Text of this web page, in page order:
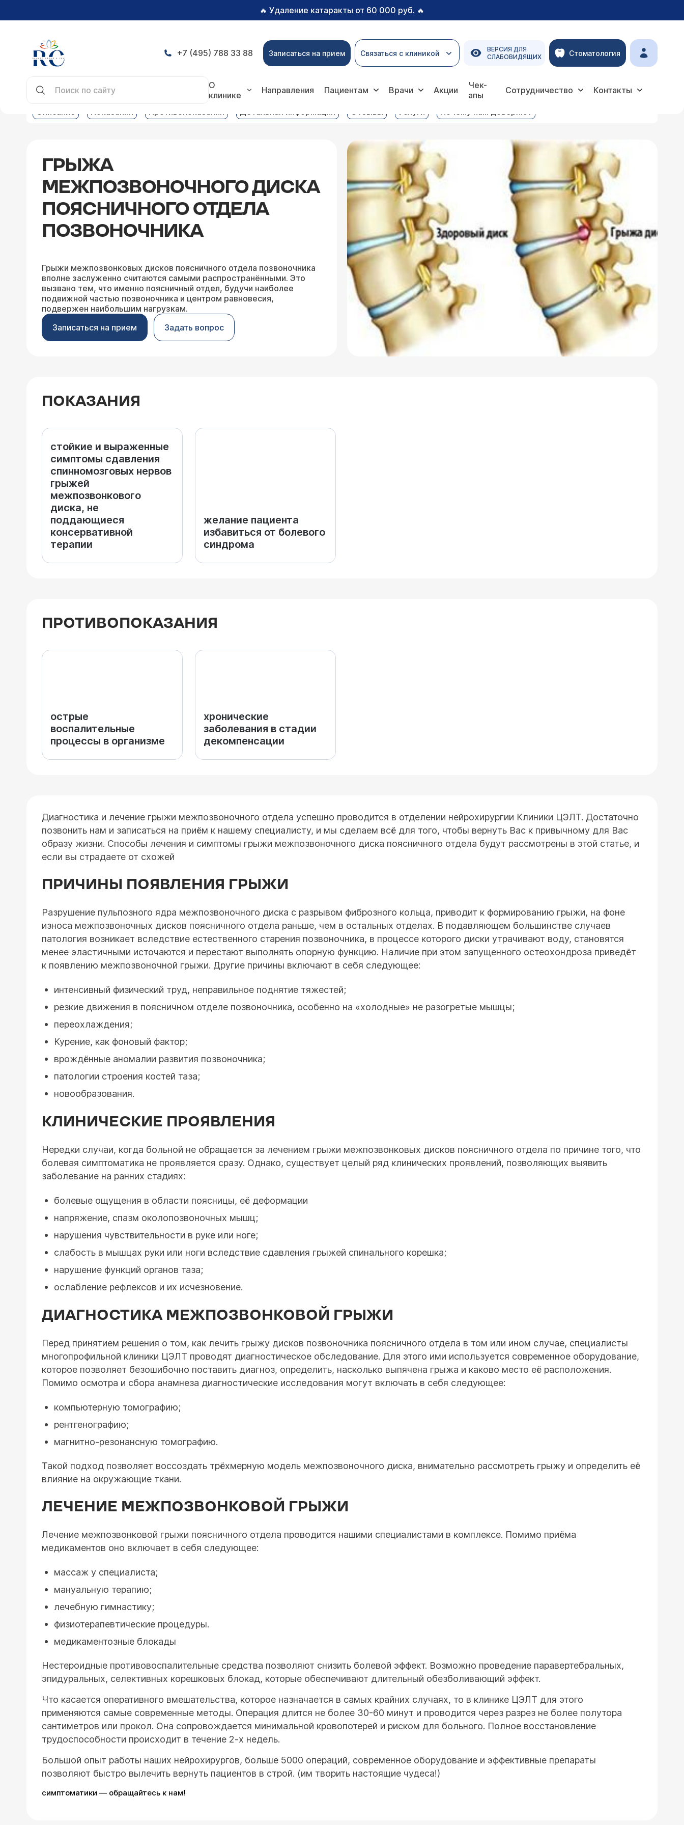
🔥 Удаление катаракты от 60 000 руб. 🔥
+7 (495) 788 33 88 Записаться на прием Связаться с клиникой
ВЕРСИЯ ДЛЯ
СЛАБОВИДЯЩИХ
Стоматология
О
клинике
Направления Пациентам Врачи Акции
Чек-
апы
Сотрудничество Контакты
Описание Показания Противопоказания Детальная информация Отзывы Услуги Почему нам доверяют
ГРЫЖА
МЕЖПОЗВОНОЧНОГО ДИСКА
ПОЯСНИЧНОГО ОТДЕЛА
ПОЗВОНОЧНИКА
Грыжи межпозвонковых дисков поясничного отдела позвоночника
вполне заслуженно считаются самыми распространёнными. Это
вызвано тем, что именно поясничный отдел, будучи наиболее
подвижной частью позвоночника и центром равновесия,
подвержен наибольшим нагрузкам.
Записаться на прием
Задать вопрос
ПОКАЗАНИЯ
стойкие и выраженные
симптомы сдавления
спинномозговых нервов
грыжей
межпозвонкового
диска, не
поддающиеся
консервативной
терапии
желание пациента
избавиться от болевого
синдрома
ПРОТИВОПОКАЗАНИЯ
острые
воспалительные
процессы в организме
хронические
заболевания в стадии
декомпенсации
Диагностика и лечение грыжи межпозвоночного отдела успешно проводится в отделении нейрохирургии Клиники ЦЭЛТ. Достаточно
позвонить нам и записаться на приём к нашему специалисту, и мы сделаем всё для того, чтобы вернуть Вас к привычному для Вас
образу жизни. Способы лечения и симптомы грыжи межпозвоночного диска поясничного отдела будут рассмотрены в этой статье, и
если вы страдаете от схожей
ПРИЧИНЫ ПОЯВЛЕНИЯ ГРЫЖИ
Разрушение пульпозного ядра межпозвоночного диска с разрывом фиброзного кольца, приводит к формированию грыжи, на фоне
износа межпозвоночных дисков поясничного отдела раньше, чем в остальных отделах. В подавляющем большинстве случаев
патология возникает вследствие естественного старения позвоночника, в процессе которого диски утрачивают воду, становятся
менее эластичными источаются и перестают выполнять опорную функцию. Наличие при этом запущенного остеохондроза приведёт
к появлению межпозвоночной грыжи. Другие причины включают в себя следующее:
интенсивный физический труд, неправильное поднятие тяжестей;
резкие движения в поясничном отделе позвоночника, особенно на «холодные» не разогретые мышцы;
переохлаждения;
Курение, как фоновый фактор;
врождённые аномалии развития позвоночника;
патологии строения костей таза;
новообразования.
КЛИНИЧЕСКИЕ ПРОЯВЛЕНИЯ
Нередки случаи, когда больной не обращается за лечением грыжи межпозвонковых дисков поясничного отдела по причине того, что
болевая симптоматика не проявляется сразу. Однако, существует целый ряд клинических проявлений, позволяющих выявить
заболевание на ранних стадиях:
болевые ощущения в области поясницы, её деформации
напряжение, спазм околопозвоночных мышц;
нарушения чувствительности в руке или ноге;
слабость в мышцах руки или ноги вследствие сдавления грыжей спинального корешка;
нарушение функций органов таза;
ослабление рефлексов и их исчезновение.
ДИАГНОСТИКА МЕЖПОЗВОНКОВОЙ ГРЫЖИ
Перед принятием решения о том, как лечить грыжу дисков позвоночника поясничного отдела в том или ином случае, специалисты
многопрофильной клиники ЦЭЛТ проводят диагностическое обследование. Для этого ими используется современное оборудование,
которое позволяет безошибочно поставить диагноз, определить, насколько выпячена грыжа и каково место её расположения.
Помимо осмотра и сбора анамнеза диагностические исследования могут включать в себя следующее:
компьютерную томографию;
рентгенографию;
магнитно-резонансную томографию.
Такой подход позволяет воссоздать трёхмерную модель межпозвоночного диска, внимательно рассмотреть грыжу и определить её
влияние на окружающие ткани.
ЛЕЧЕНИЕ МЕЖПОЗВОНКОВОЙ ГРЫЖИ
Лечение межпозвонковой грыжи поясничного отдела проводится нашими специалистами в комплексе. Помимо приёма
медикаментов оно включает в себя следующее:
массаж у специалиста;
мануальную терапию;
лечебную гимнастику;
физиотерапевтические процедуры.
медикаментозные блокады
Нестероидные противовоспалительные средства позволяют снизить болевой эффект. Возможно проведение паравертебральных,
эпидуральных, селективных корешковых блокад, которые обеспечивают длительный обезболивающий эффект.
Что касается оперативного вмешательства, которое назначается в самых крайних случаях, то в клинике ЦЭЛТ для этого
применяются самые современные методы. Операция длится не более 30-60 минут и проводится через разрез не более полутора
сантиметров или прокол. Она сопровождается минимальной кровопотерей и риском для больного. Полное восстановление
трудоспособности происходит в течение 2-х недель.
Большой опыт работы наших нейрохирургов, больше 5000 операций, современное оборудование и эффективные препараты
позволяют быстро вылечить вернуть пациентов в строй. (им творить настоящие чудеса!)
симптоматики — обращайтесь к нам!